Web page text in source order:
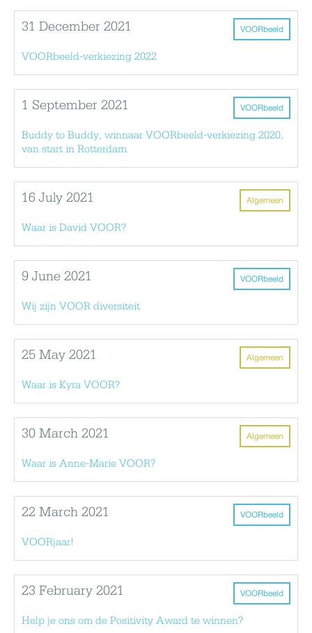
VOORbeeld
31 December 2021
VOORbeeld-verkiezing 2022
VOORbeeld
1 September 2021
Buddy to Buddy, winnaar VOORbeeld-verkiezing 2020,
van start in Rotterdam
Algemeen
16 July 2021
Waar is David VOOR?
VOORbeeld
9 June 2021
Wij zijn VOOR diversiteit
Algemeen
25 May 2021
Waar is Kyra VOOR?
Algemeen
30 March 2021
Waar is Anne-Marie VOOR?
VOORbeeld
22 March 2021
VOORjaar!
VOORbeeld
23 February 2021
Help je ons om de Positivity Award te winnen?